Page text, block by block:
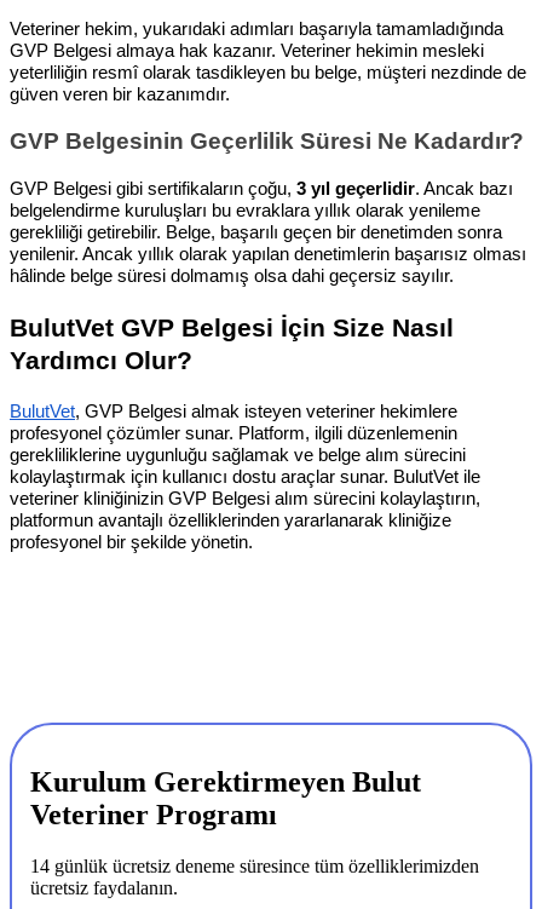
Veteriner hekim, yukarıdaki adımları başarıyla tamamladığında
GVP Belgesi almaya hak kazanır. Veteriner hekimin mesleki
yeterliliğin resmî olarak tasdikleyen bu belge, müşteri nezdinde de
güven veren bir kazanımdır.
GVP Belgesinin Geçerlilik Süresi Ne Kadardır?
GVP Belgesi gibi sertifikaların çoğu, 3 yıl geçerlidir. Ancak bazı
belgelendirme kuruluşları bu evraklara yıllık olarak yenileme
gerekliliği getirebilir. Belge, başarılı geçen bir denetimden sonra
yenilenir. Ancak yıllık olarak yapılan denetimlerin başarısız olması
hâlinde belge süresi dolmamış olsa dahi geçersiz sayılır.
BulutVet GVP Belgesi İçin Size Nasıl
Yardımcı Olur?
BulutVet, GVP Belgesi almak isteyen veteriner hekimlere
profesyonel çözümler sunar. Platform, ilgili düzenlemenin
gerekliliklerine uygunluğu sağlamak ve belge alım sürecini
kolaylaştırmak için kullanıcı dostu araçlar sunar. BulutVet ile
veteriner kliniğinizin GVP Belgesi alım sürecini kolaylaştırın,
platformun avantajlı özelliklerinden yararlanarak kliniğize
profesyonel bir şekilde yönetin.
Kurulum Gerektirmeyen Bulut
Veteriner Programı
14 günlük ücretsiz deneme süresince tüm özelliklerimizden
ücretsiz faydalanın.